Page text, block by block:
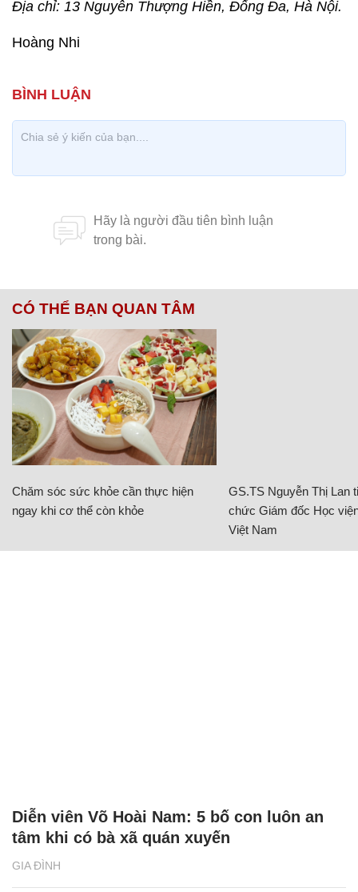
Địa chỉ: 13 Nguyễn Thượng Hiền, Đống Đa, Hà Nội.
Hoàng Nhi
CÓ THỂ BẠN QUAN TÂM
Chăm sóc sức khỏe cần thực hiện
ngay khi cơ thể còn khỏe
GS.TS Nguyễn Thị Lan
chức Giám đốc Học
Việt Nam
GIA ĐÌNH
Diễn viên Võ Hoài Nam: 5 bố con luôn an
tâm khi có bà xã quán xuyến